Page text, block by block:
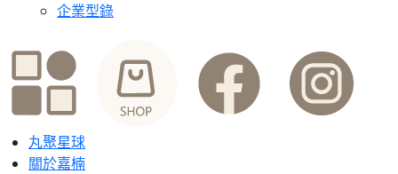
企業型錄
丸聚星球
關於嘉楠